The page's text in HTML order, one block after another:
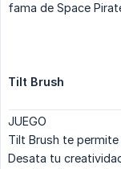
fama de Space
Tilt Brush
JUEGO
Tilt Brush te
Desata tu